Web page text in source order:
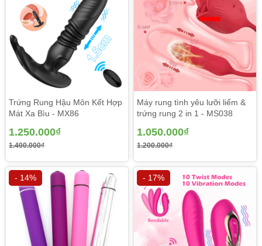
Âu độc đáo nhỏ gọn, vật liệu silicon co dãn tốt phủ ngoài
siêu mịn và được cung ứng dựa trên kỹ thuật tiên tiến của
Châu Âu, đàn hồi cao hài hòa mang rộng rãi cường độ
khác nhau mang đến những cảm nhận mới lạ cho đàn bà
tận hưởng cảm xúc hoàn hảo. Khả năng chống nước cao
lúc tiêu dùng dưới vòi sen hỗ trợ thay đổi yêu cầu môi
Trứng Rung Hậu Môn Kết Hợp
Mát Xa Bìu - MX86
1.250.000₫
1.400.000₫
Máy rung tình yêu lưỡi liếm &
trứng rung 2 in 1 - MS038
1.050.000₫
1.200.000₫
- 14% - 17%